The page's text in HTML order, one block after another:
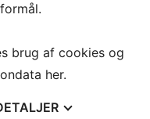
brug af cookies og
her.